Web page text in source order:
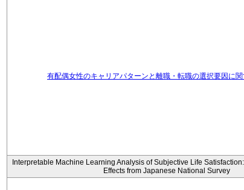
有配偶女性のキャリアパターンと離職・転職の選択要因に
Interpretable Machine Learning Analysis of Subjective Life
Effects from Japanese National Survey